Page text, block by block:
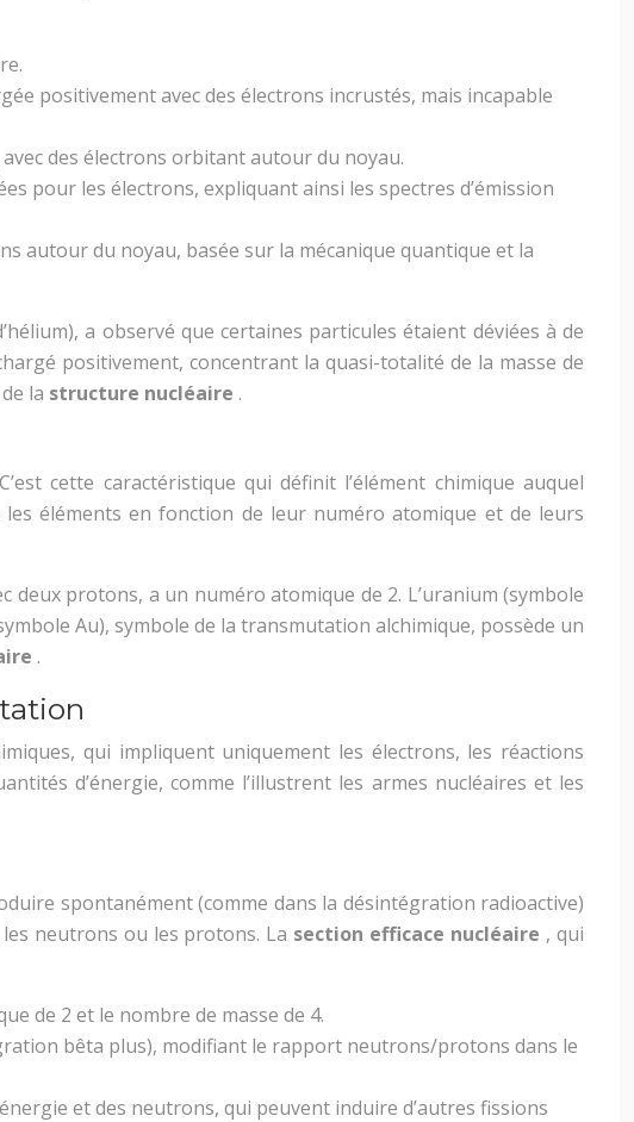
positivement avec des électrons incrustés, mais incapable
des électrons orbitant autour du noyau.
pour les électrons, expliquant ainsi les spectres d’émission
autour du noyau, basée sur la mécanique quantique et la
a observé que certaines particules étaient déviées à de
positivement, concentrant la quasi-totalité de la masse de
la structure nucléaire .
cette caractéristique qui définit l’élément chimique auquel
éléments en fonction de leur numéro atomique et de leurs
deux protons, a un numéro atomique de 2. L’uranium (symbole
Au), symbole de la transmutation alchimique, possède un
.
qui impliquent uniquement les électrons, les réactions
d’énergie, comme l’illustrent les armes nucléaires et les
spontanément (comme dans la désintégration radioactive)
les neutrons ou les protons. La section efficace nucléaire , qui
de 2 et le nombre de masse de 4.
bêta plus), modifiant le rapport neutrons/protons dans le
et des neutrons, qui peuvent induire d’autres fissions